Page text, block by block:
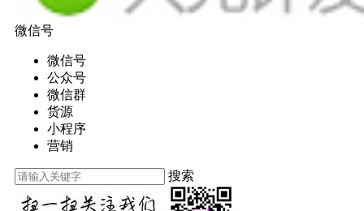
微信号
微信号
公众号
微信群
货源
小程序
营销
搜索